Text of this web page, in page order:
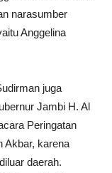
narasumber
Anggelina
juga
Jambi H. Al
Peringatan
Akbar, karena
daerah.